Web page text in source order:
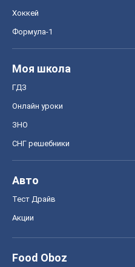
Хоккей
Формула-1
Моя школа
ГДЗ
Онлайн уроки
ЗНО
СНГ решебники
Авто
Тест Драйв
Акции
Food Oboz